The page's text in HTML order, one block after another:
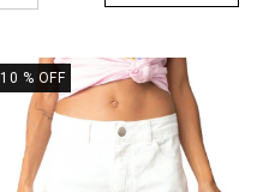
10 % OFF